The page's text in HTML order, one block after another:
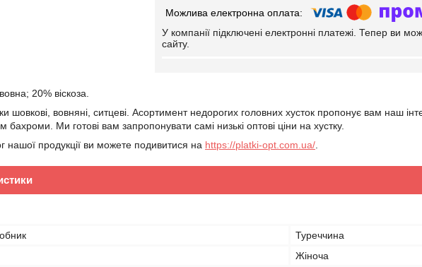
У компанії підключені електронні платежі. Тепер ви
сайту.
20% віскоза.
шовкові, вовняні, ситцеві. Асортимент недорогих головних хусток пропонує вам наш
бахроми. Ми готові вам запропонувати самі низькі оптові ціни на хустку.
нашої продукції ви можете подивитися на https://platki-opt.com.ua/
Туреччина
Жіноча